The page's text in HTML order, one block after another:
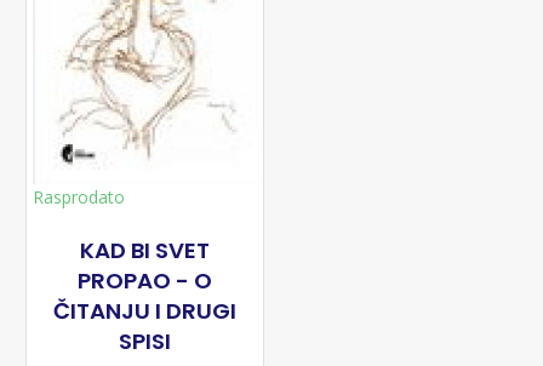
Rasprodato
KAD BI SVET
PROPAO - O
ČITANJU I DRUGI
SPISI